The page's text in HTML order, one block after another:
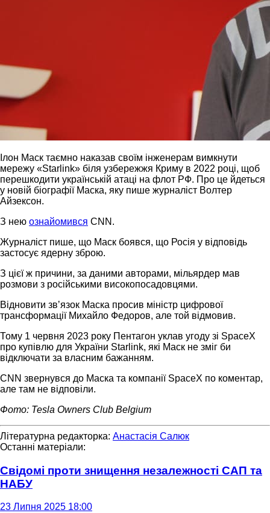
Ілон Маск таємно наказав своїм інженерам вимкнути
мережу «Starlink» біля узбережжя Криму в 2022 році, щоб
перешкодити українській атаці на флот РФ. Про це йдеться
у новій біографії Маска, яку пише журналіст Волтер
Айзексон.
З нею ознайомився CNN.
Журналіст пише, що Маск боявся, що Росія у відповідь
застосує ядерну зброю.
З цієї ж причини, за даними авторами, мільярдер мав
розмови з російськими високопосадовцями.
Відновити звʼязок Маска просив міністр цифрової
трансформації Михайло Федоров, але той відмовив.
Тому 1 червня 2023 року Пентагон уклав угоду зі SpaceX
про купівлю для України Starlink, які Маск не зміг би
відключати за власним бажанням.
CNN звернувся до Маска та компанії SpaceX по коментар,
але там не відповіли.
Фото: Tesla Owners Club Belgium
Літературна редакторка: Анастасія Салюк
Останні матеріали:
Свідомі проти знищення незалежності САП та
НАБУ
23 Липня 2025 18:00